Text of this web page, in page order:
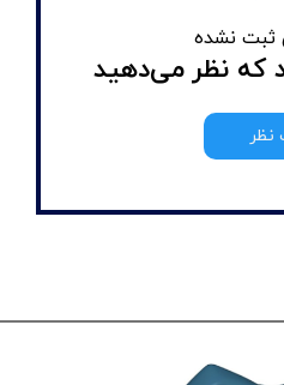
ثبت نشده
که نظر می‌دهید
نظر